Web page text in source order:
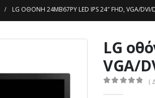
LG ΟΘΌΝΗ 24MB67PY LED IPS 24″ FHD, VGA/DVI/
LG
VGA/
(